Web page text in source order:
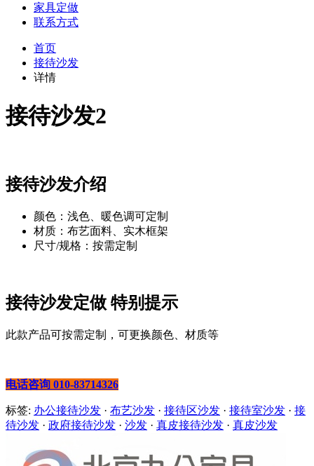
家具定做
联系方式
首页
接待沙发
详情
接待沙发2
接待沙发介绍
颜色：浅色、暖色调可定制
材质：布艺面料、实木框架
尺寸/规格：按需定制
接待沙发定做 特别提示
此款产品可按需定制，可更换颜色、材质等
电话咨询 010-83714326
标签: 办公接待沙发 · 布艺沙发 · 接待区沙发 · 接待室沙发 · 接
待沙发 · 政府接待沙发 · 沙发 · 真皮接待沙发 · 真皮沙发